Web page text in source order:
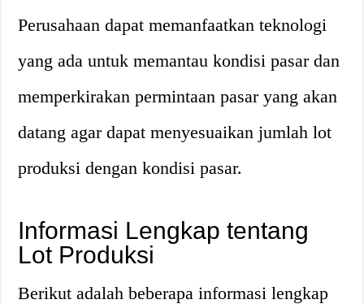
Perusahaan dapat memanfaatkan teknologi
yang ada untuk memantau kondisi pasar dan
memperkirakan permintaan pasar yang akan
datang agar dapat menyesuaikan jumlah lot
produksi dengan kondisi pasar.
Informasi Lengkap tentang
Lot Produksi
Berikut adalah beberapa informasi lengkap